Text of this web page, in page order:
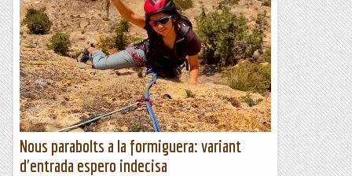
Nous parabolts a la formiguera: variant
d'entrada espero indecisa